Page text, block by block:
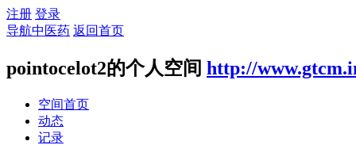
注册 登录
导航中医药 返回首页
pointocelot2的个人空间 http://
空间首页
动态
记录